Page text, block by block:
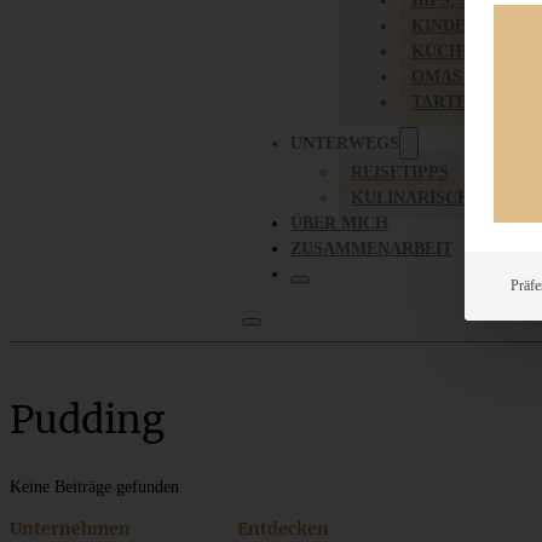
UNTERWEGS
REISETIPPS
KULINARISCH
ÜBER MICH
ZUSAMMENARBEIT
Pudding
Keine Beiträge gefunden
Unternehmen Entdecken